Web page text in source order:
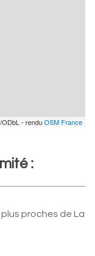
/ODbL - renduOSM France
:
proches de La